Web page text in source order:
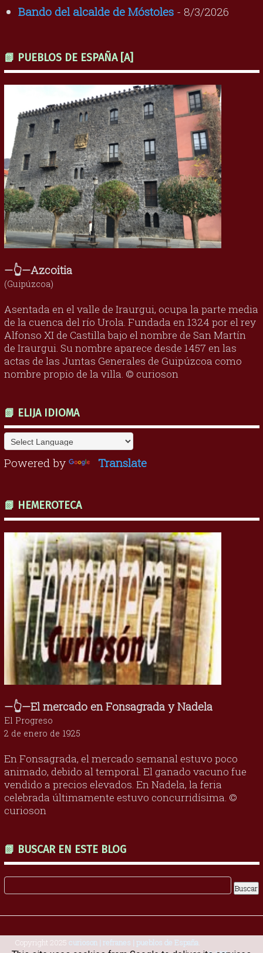
Bando del alcalde de Móstoles- 8/3/2026
📗 PUEBLOS DE ESPAÑA [A]
—👆—Azcoitia
(Guipúzcoa)
Asentada en el valle de Iraurgui, ocupa la parte media
de la cuenca del río Urola. Fundada en 1324 por el rey
Alfonso XI de Castilla bajo el nombre de San Martín
de Iraurgui. Su nombre aparece desde 1457 en las
actas de las Juntas Generales de Guipúzcoa como
nombre propio de la villa. © curioson
📗 ELIJA IDIOMA
Powered by Translate
📗 HEMEROTECA
—👆—El mercado en Fonsagrada y Nadela
El Progreso
2 de enero de 1925
En Fonsagrada, el mercado semanal estuvo poco
animado, debido al temporal. El ganado vacuno fue
vendido a precios elevados. En Nadela, la feria
celebrada últimamente estuvo concurridísima. ©
curioson
📗 BUSCAR EN ESTE BLOG
Copyright 2025 curioson | refranes | pueblos de España